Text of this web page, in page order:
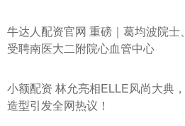
牛达人配资官网 重磅｜葛均波院士
受聘南医大二附院心血管中心
小额配资 林允亮相ELLE风尚大典
造型引发全网热议！